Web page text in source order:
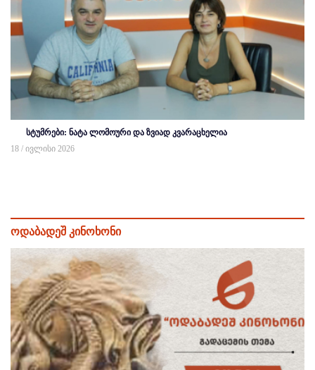
სტუმრები: ნატა ლომოური და ზვიად კვარაცხელია
18 / ივლისი 2026
ოდაბადეშ კინოხონი